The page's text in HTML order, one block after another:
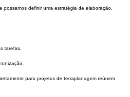
possamos definir uma estratégia de elaboração.
tarefas.
para projetos de terraplanagem reúnem